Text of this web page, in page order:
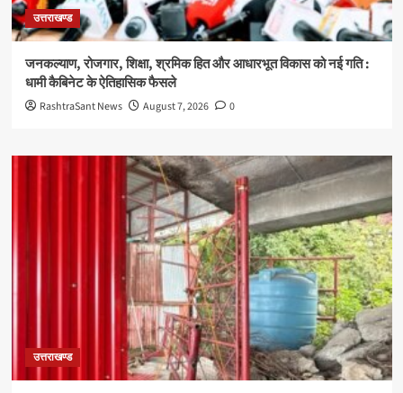
उत्तराखण्ड
जनकल्याण, रोजगार, शिक्षा, श्रमिक हित और आधारभूत विकास को नई गति :
धामी कैबिनेट के ऐतिहासिक फैसले
RashtraSant News August 7, 2026 0
उत्तराखण्ड